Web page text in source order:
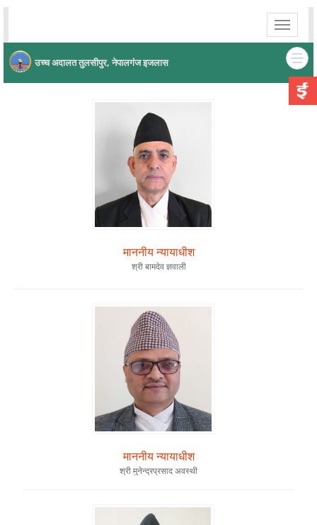
Toggle
उच्च अदालत तुलसीपुर, नेपालगंज इजलास
माननीय न्यायाधीश
श्री बामदेव ज्ञवाली
माननीय न्यायाधीश
श्री मुनेन्द्रप्रसाद अवस्थी